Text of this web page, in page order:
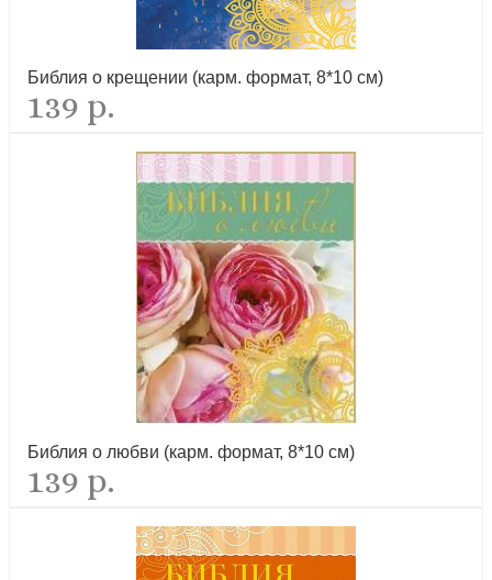
Библия о крещении (карм. формат, 8*10 см)
139 р.
Библия о любви (карм. формат, 8*10 см)
139 р.